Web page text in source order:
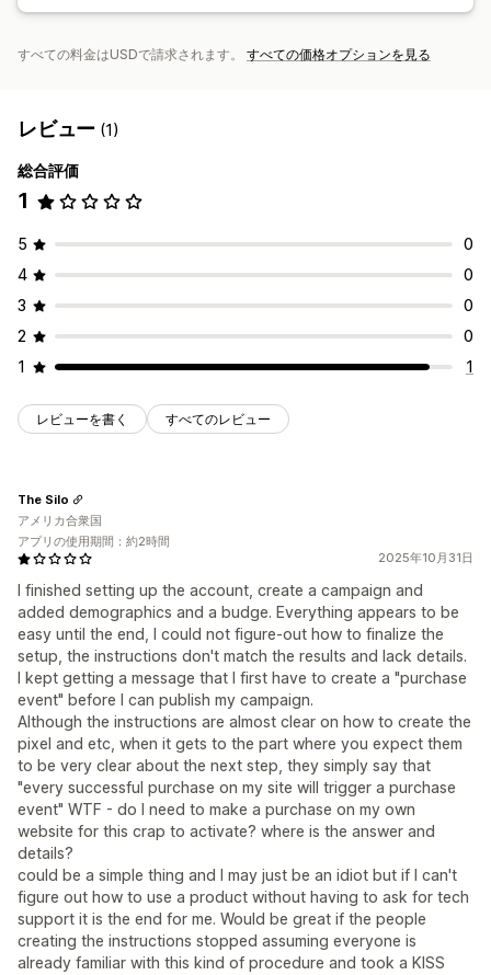
すべての料金はUSDで請求されます。 すべての価格オプションを見る
レビュー (1)
総合評価
1
5
0
4
0
3
0
2
0
1
1
レビューを書く すべてのレビュー
2025年10月31日
I finished setting up the account, create a campaign and
added demographics and a budge. Everything appears to be
easy until the end, I could not figure-out how to finalize the
setup, the instructions don't match the results and lack details.
I kept getting a message that I first have to create a "purchase
event" before I can publish my campaign.
Although the instructions are almost clear on how to create the
pixel and etc, when it gets to the part where you expect them
to be very clear about the next step, they simply say that
"every successful purchase on my site will trigger a purchase
event" WTF - do I need to make a purchase on my own
website for this crap to activate? where is the answer and
details?
could be a simple thing and I may just be an idiot but if I can't
figure out how to use a product without having to ask for tech
support it is the end for me. Would be great if the people
creating the instructions stopped assuming everyone is
already familiar with this kind of procedure and took a KISS
The Silo
アメリカ合衆国
アプリの使用期間：約2時間